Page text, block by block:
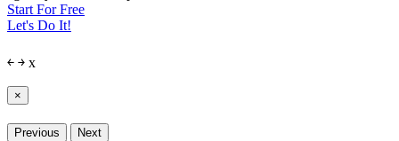
Start For Free
Let's Do It!
￩ ￫ x
×
Previous Next